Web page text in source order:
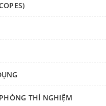
THÍ NGHIỆM